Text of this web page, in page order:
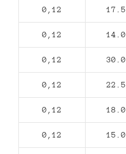
0,12 17.5
0,12 14.0
0,12 30.0
0,12 22.5
0,12 18.0
0,12 15.0